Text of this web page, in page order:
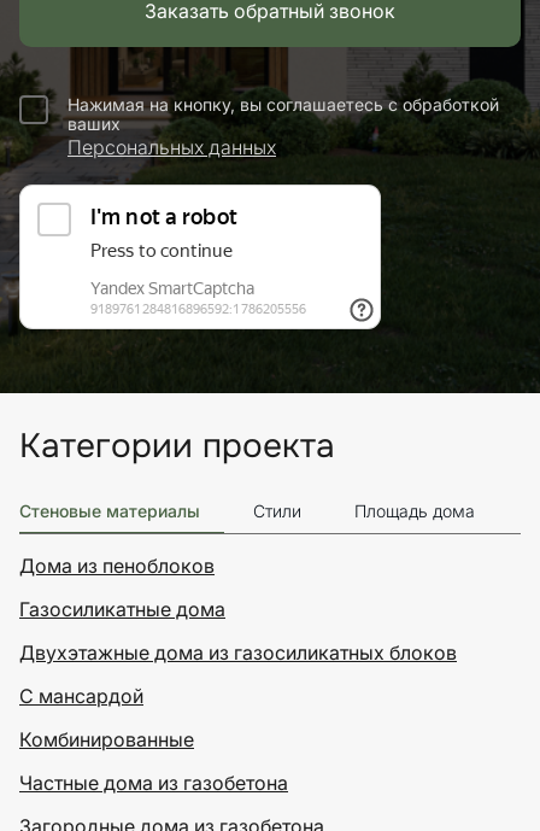
Заказать обратный звонок
Нажимая на кнопку, вы соглашаетесь с обработкой
ваших
Персональных данных
Категории проекта
Стеновые материалы Стили Площадь дома
Дома из пеноблоков
Газосиликатные дома
Двухэтажные дома из газосиликатных блоков
С мансардой
Комбинированные
Частные дома из газобетона